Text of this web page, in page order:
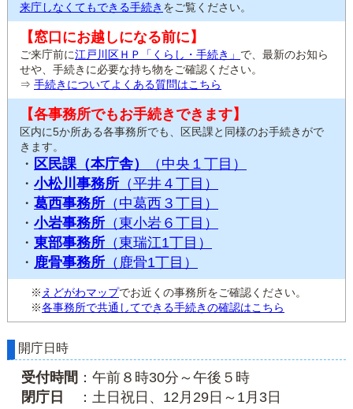
来庁しなくてもできる手続き をご覧ください。
【窓口にお越しになる前に】
ご来庁前に江戸川区ＨＰ「くらし・手続き」 で、最新のお知ら
せや、手続きに必要な持ち物をご確認ください。
⇒ 手続きについてよくある質問はこちら
【各事務所でもお手続きできます】
区内に5か所ある各事務所でも、区民課と同様のお手続きがで
きます。
・ 区民課（本庁舎）
（中央１丁目）
・ 小松川事務所 （平井４丁目）
・ 葛西事務所 （中葛西３丁目）
・ 小岩事務所 （東小岩６丁目）
・ 東部事務所 （東瑞江1丁目）
・ 鹿骨事務所 （鹿骨1丁目）
※ えどがわマップでお近くの事務所をご確認ください。
※各事務所で共通してできる手続きの確認はこちら
開庁日時
受付時間 ：午前８時30分～午後５時
閉庁日
：土日祝日、12月29日～1月3日